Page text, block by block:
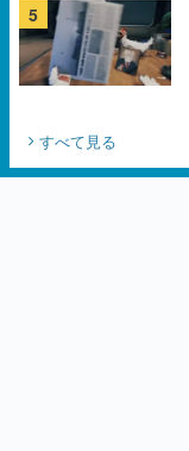
5
すべて見る